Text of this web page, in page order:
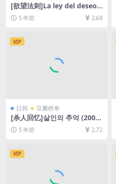
[欲望法则]La ley del deseo
(1987)完整版[百度网盘+迅雷
云盘资源1080P超清未删减]
5 年前 2.68
VIP
日韩 豆瓣榜单
[杀人回忆]살인의 추억 (2003)
[百度网盘+夸克网盘+迅雷云
盘资源1080P超清未删减][MP
4/8.5GB][原声中字]
5 年前 2.72
VIP